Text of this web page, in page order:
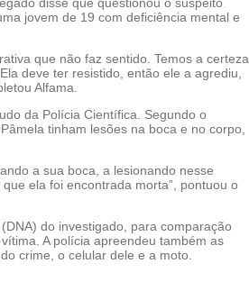
jovem de 19 com deficiência mental e
que não faz sentido. Temos a certeza
deve ter resistido, então ele a agrediu,
Alfama.
da Polícia Científica. Segundo o
tinham lesões na boca e no corpo,
a sua boca, a lesionando nesse
ela foi encontrada morta”, pontuou o
do investigado, para comparação
A polícia apreendeu também as
crime, o celular dele e a moto.